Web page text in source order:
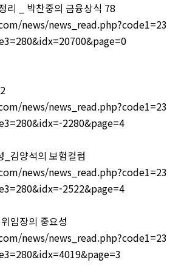
리 _ 박찬중의 금융상식 78
news/news_read.php?code1=23
news/news_read.php?code1=23
2280&page=4
_김양석의 보험컬럼
news/news_read.php?code1=23
2522&page=4
임장의 중요성
news/news_read.php?code1=23